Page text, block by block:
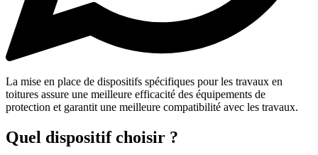
La mise en place de dispositifs spécifiques pour les travaux en
toitures assure une meilleure efficacité des équipements de
protection et garantit une meilleure compatibilité avec les travaux.
Quel dispositif choisir ?